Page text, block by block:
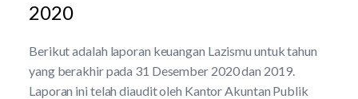
2020
Berikut adalah laporan keuangan Lazismu untuk tahun
yang berakhir pada 31 Desember 2020 dan 2019.
Laporan ini telah diaudit oleh Kantor Akuntan Publik